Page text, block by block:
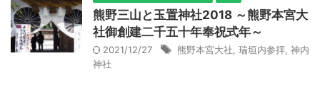
熊野三山と玉置神社2018 ～熊野本宮大
社御創建二千五十年奉祝式年～
2021/12/27 熊野本宮大社 瑞垣内参拝 神内
神社